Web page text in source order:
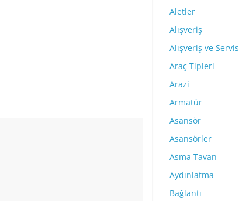
Aletler
Alışveriş
Alışveriş ve Servis
Araç Tipleri
Arazi
Armatür
Asansör
Asansörler
Asma Tavan
Aydınlatma
Bağlantı